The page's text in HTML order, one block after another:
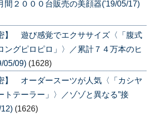
間２０００台販売の美顔器('19/05/17)
】 遊び感覚でエクササイズ〈「腹式
グピロピロ」〉／累計７４万本のヒ
05/09) (1628)
】 オーダースーツが人気〈「カシヤ
トテーラー」〉／ゾゾと異なる”接
(1626)